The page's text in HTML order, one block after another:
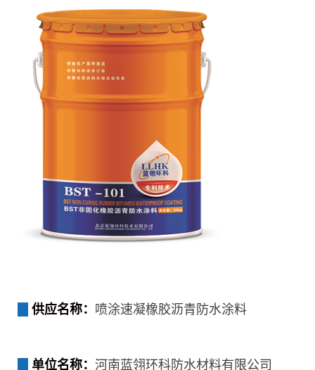
供应名称： 喷涂速凝橡胶沥青防水涂料
单位名称： 河南蓝翎环科防水材料有限公司